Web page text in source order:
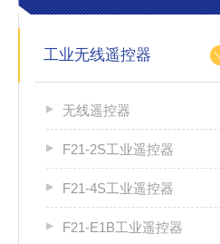
工业无线遥控器
无线遥控器
F21-2S工业遥控器
F21-4S工业遥控器
F21-E1B工业遥控器